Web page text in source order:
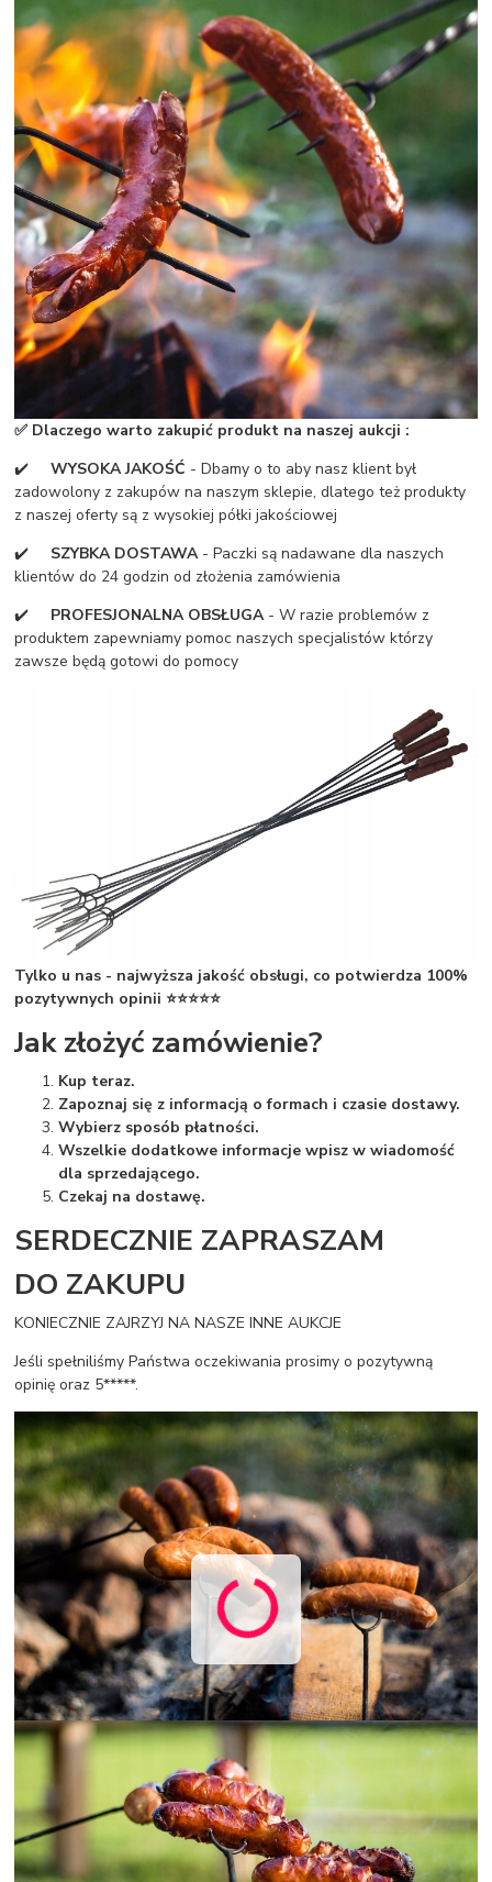
✅ Dlaczego warto zakupić produkt na naszej aukcji :
✔️WYSOKA JAKOŚĆ - Dbamy o to aby nasz klient był
zadowolony z zakupów na naszym sklepie, dlatego też produkty
z naszej oferty są z wysokiej półki jakościowej
✔️ SZYBKA DOSTAWA- Paczki są nadawane dla naszych
klientów do 24 godzin od złożenia zamówienia
✔️ PROFESJONALNA OBSŁUGA- W razie problemów z
produktem zapewniamy pomoc naszych specjalistów którzy
zawsze będą gotowi do pomocy
Tylko u nas - najwyższa jakość obsługi, co potwierdza 100%
pozytywnych opinii ⭐⭐⭐⭐⭐
Jak złożyć zamówienie?
Kup teraz.
Zapoznaj się z informacją o formach i czasie dostawy.
Wybierz sposób płatności.
Wszelkie dodatkowe informacje wpisz w wiadomość
dla sprzedającego.
Czekaj na dostawę.
SERDECZNIE ZAPRASZAM
DO ZAKUPU
KONIECZNIE ZAJRZYJ NA NASZE INNE AUKCJE
Jeśli spełniliśmy Państwa oczekiwania prosimy o pozytywną
opinię oraz 5*****.